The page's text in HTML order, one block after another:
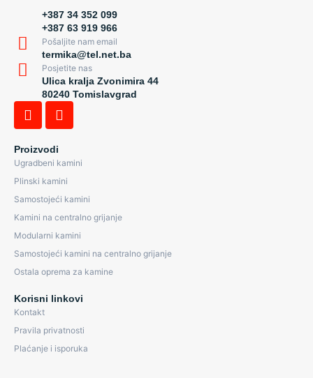
+387 34 352 099
+387 63 919 966
Pošaljite nam email
termika@tel.net.ba
Posjetite nas
Ulica kralja Zvonimira 44
80240 Tomislavgrad
Proizvodi
Ugradbeni kamini
Plinski kamini
Samostojeći kamini
Kamini na centralno grijanje
Modularni kamini
Samostojeći kamini na centralno grijanje
Ostala oprema za kamine
Korisni linkovi
Kontakt
Pravila privatnosti
Plaćanje i isporuka